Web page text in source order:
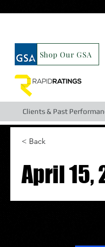
Shop Our GSA
Clients & Past
< Back
April 15,